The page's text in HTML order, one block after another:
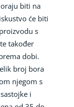
biti na
će biti
s
također
dobi.
broj bora
njegom s
i